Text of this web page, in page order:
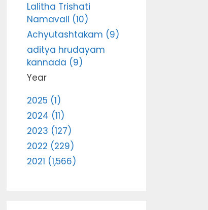
Lalitha Trishati
Namavali (10)
Achyutashtakam (9)
aditya hrudayam
kannada (9)
Year
2025 (1)
2024 (11)
2023 (127)
2022 (229)
2021 (1,566)